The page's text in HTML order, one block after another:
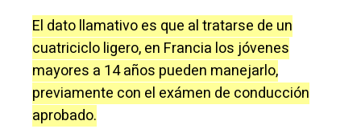
El dato llamativo es que al tratarse de un
cuatriciclo ligero, en Francia los jóvenes
mayores a 14 años pueden manejarlo,
previamente con el exámen de conducción
aprobado.